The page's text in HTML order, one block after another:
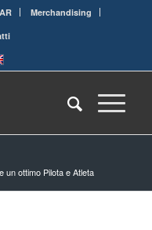
Merchandising
un ottimo Pilota e Atleta